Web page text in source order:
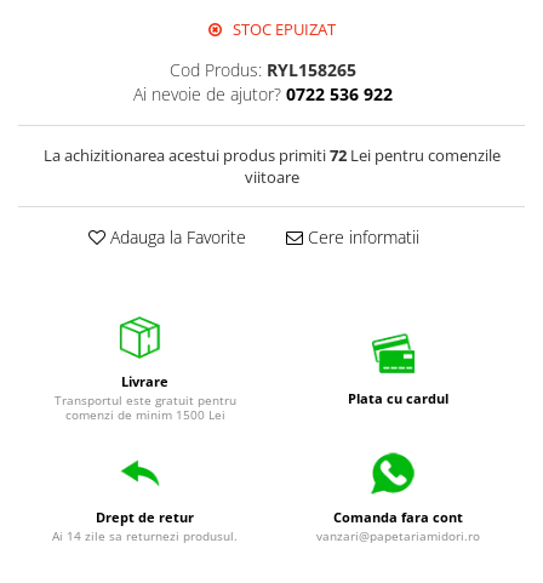
Stilouri si rollere cu rezerve de
Creioane
Rollere cu cerneala
Markere
Markere pe baza de vopsea
Markere pentru whiteboard si
flipchart
STOC EPUIZAT
Cod Produs: RYL158265
Ai nevoie de ajutor? 0722 536 922
La achizitionarea acestui produs primiti72Lei pentru comenzile
viitoare
Adauga la Favorite Cere informatii
Livrare
Transportul este gratuit pentru
comenzi de minim 1500 Lei
Plata cu cardul
Drept de retur
Ai 14 zile sa returnezi produsul.
Comanda fara cont
vanzari@papetariamidori.ro